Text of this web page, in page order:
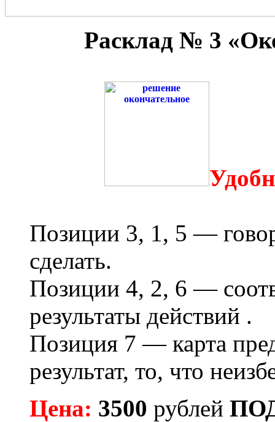
Расклад № 3
Позиции 3, 1, 5 —
сделать.
Позиции 4, 2, 6 —
результаты действий .
Позиция 7 — карта
результат, то, что
Цена: 3500 рублей